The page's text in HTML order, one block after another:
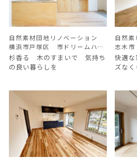
自然素材団地リノベーション
横浜市戸塚区 市ドリームハイ
ツ Ｍ様邸
杉香る 木のすまいで 気持ち
の良い暮らしを
自然
志木
の森
快適
ズな